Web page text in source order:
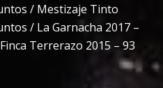
/ Mestizaje Tinto
/ La Garnacha 2017 –
Terrerazo 2015 – 93